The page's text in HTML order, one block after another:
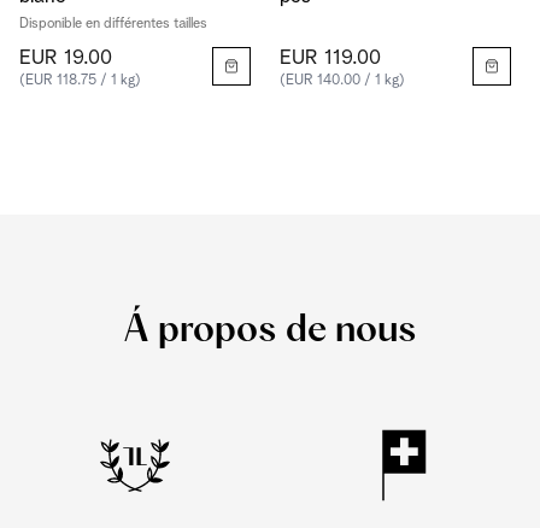
Disponible en différentes tailles
EUR 19.00
(EUR 118.75 / 1 kg)
EUR 119.00
(EUR 140.00 / 1 kg)
Á propos de nous